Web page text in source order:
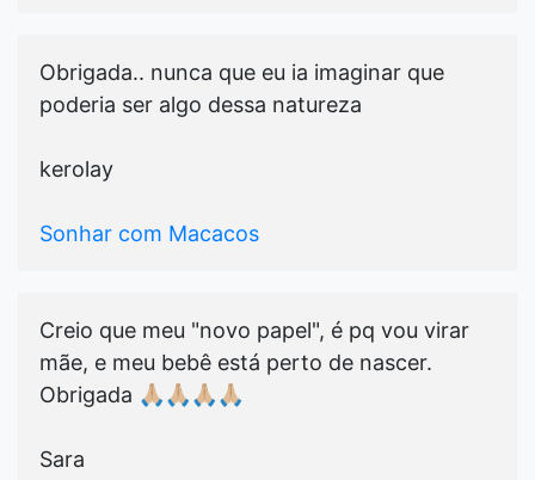
Obrigada.. nunca que eu ia imaginar que
poderia ser algo dessa natureza
kerolay
Sonhar com Macacos
Creio que meu "novo papel", é pq vou virar
mãe, e meu bebê está perto de nascer.
Obrigada 🙏🏼🙏🏼🙏🏼🙏🏼
Sara